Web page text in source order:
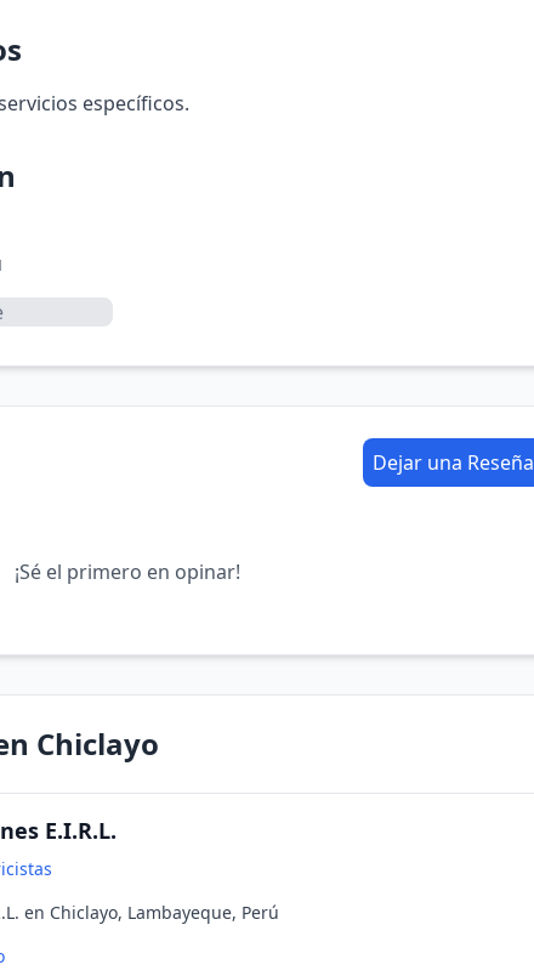
específicos.
Dejar una Reseña
¡Sé el primero en opinar!
Chiclayo
E.I.R.L.
en Chiclayo, Lambayeque, Perú